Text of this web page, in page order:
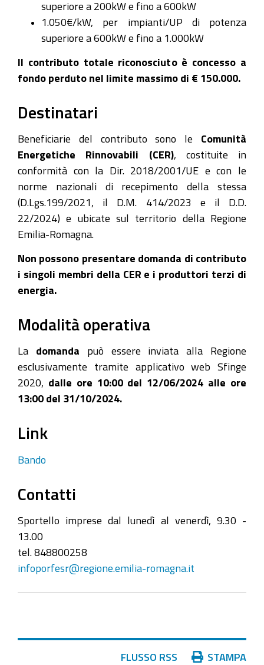
superiore a 200kW e fino a 600kW
1.050€/kW, per impianti/UP di potenza
superiore a 600kW e fino a 1.000kW
Il contributo totale riconosciuto è concesso a
fondo perduto nel limite massimo di € 150.000.
Destinatari
Beneficiarie del contributo sono le Comunità
Energetiche Rinnovabili (CER), costituite in
conformità con la Dir. 2018/2001/UE e con le
norme nazionali di recepimento della stessa
(D.Lgs.199/2021, il D.M. 414/2023 e il D.D.
22/2024) e ubicate sul territorio della Regione
Emilia-Romagna.
Non possono presentare domanda di contributo
i singoli membri della CER e i produttori terzi di
energia.
Modalità operativa
La domanda può essere inviata alla Regione
esclusivamente tramite applicativo web Sfinge
2020, dalle ore 10:00 del 12/06/2024 alle ore
13:00 del 31/10/2024.
Link
Bando
Contatti
Sportello imprese dal lunedì al venerdì, 9.30 -
13.00
tel. 848800258
infoporfesr@regione.emilia-romagna.it
FLUSSO RSS STAMPA